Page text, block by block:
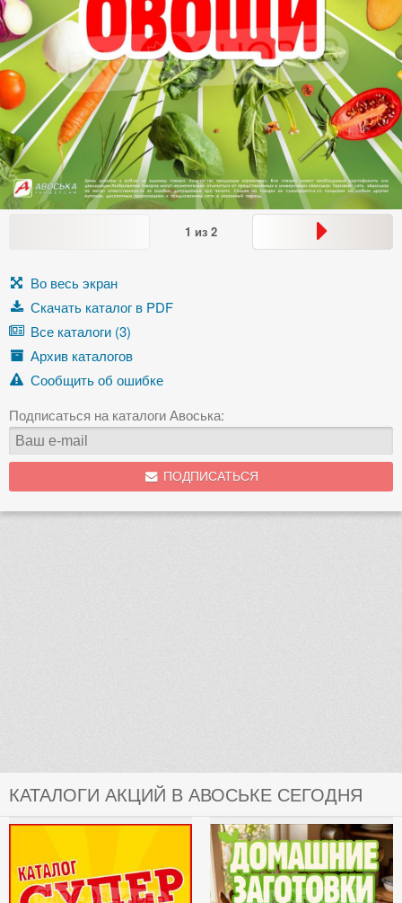
1 из 2
Во весь экран
Скачать каталог в PDF
Все каталоги (3)
Архив каталогов
Сообщить об ошибке
Подписаться на каталоги Авоська:
ПОДПИСАТЬСЯ
КАТАЛОГИ АКЦИЙ В АВОСЬКЕ СЕГОДНЯ